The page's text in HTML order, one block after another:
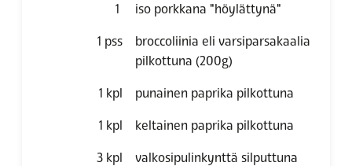
1 iso porkkana "höylättynä"
1 pss
broccoliinia eli varsiparsakaalia
pilkottuna (200g)
1 kpl punainen paprika pilkottuna
1 kpl keltainen paprika pilkottuna
3 kpl valkosipulinkynttä silputtuna